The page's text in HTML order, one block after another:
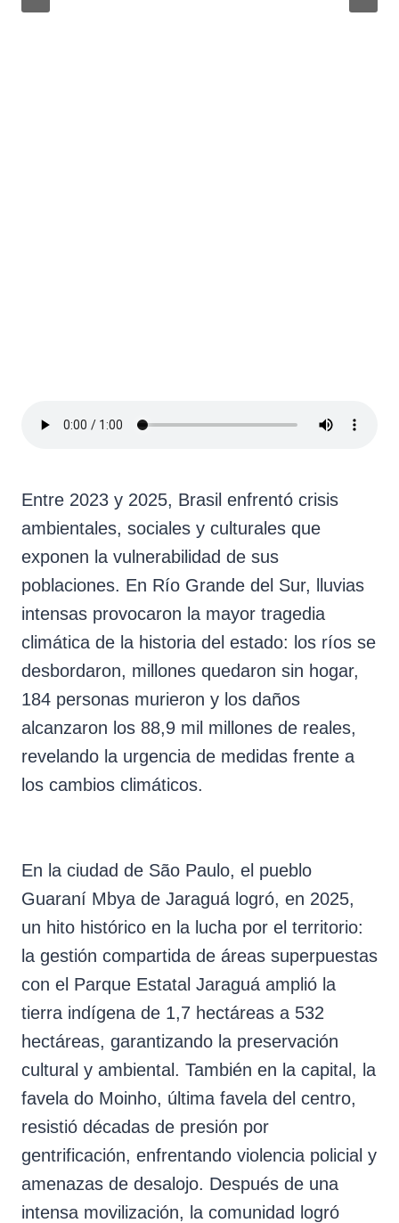
resistencia, lograron una victoria significativa: la firma de un
las comunidades y compromete una de sus principales fuentes
devastado el 33 % de la vegetación del parque, lo que equivale a
Entre 2023 y 2025, Brasil enfrentó crisis
ambientales, sociales y culturales que
exponen la vulnerabilidad de sus
poblaciones. En Río Grande del Sur, lluvias
intensas provocaron la mayor tragedia
climática de la historia del estado: los ríos se
desbordaron, millones quedaron sin hogar,
184 personas murieron y los daños
alcanzaron los 88,9 mil millones de reales,
revelando la urgencia de medidas frente a
los cambios climáticos.
En la ciudad de São Paulo, el pueblo
Guaraní Mbya de Jaraguá logró, en 2025,
un hito histórico en la lucha por el territorio:
la gestión compartida de áreas superpuestas
con el Parque Estatal Jaraguá amplió la
tierra indígena de 1,7 hectáreas a 532
hectáreas, garantizando la preservación
cultural y ambiental. También en la capital, la
favela do Moinho, última favela del centro,
resistió décadas de presión por
gentrificación, enfrentando violencia policial y
amenazas de desalojo. Después de una
intensa movilización, la comunidad logró